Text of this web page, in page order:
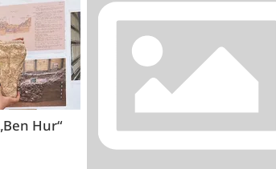
Hur“